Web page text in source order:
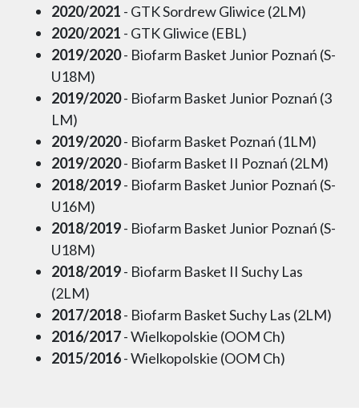
2020/2021 - GTK Sordrew Gliwice (2LM)
2020/2021 - GTK Gliwice (EBL)
2019/2020- Biofarm Basket Junior Poznań (S-
U18M)
2019/2020- Biofarm Basket Junior Poznań (3
LM)
2019/2020- Biofarm Basket Poznań (1LM)
2019/2020- Biofarm Basket II Poznań (2LM)
2018/2019- Biofarm Basket Junior Poznań (S-
U16M)
2018/2019- Biofarm Basket Junior Poznań (S-
U18M)
2018/2019- Biofarm Basket II Suchy Las
(2LM)
2017/2018- Biofarm Basket Suchy Las (2LM)
2016/2017- Wielkopolskie (OOM Ch)
2015/2016- Wielkopolskie (OOM Ch)